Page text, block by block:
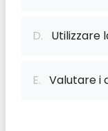
D. Utilizzare
E. Valutare i